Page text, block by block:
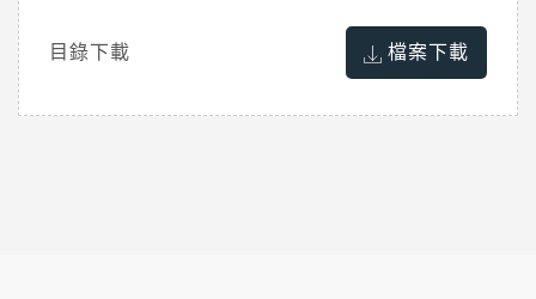
目錄下載 檔案下載